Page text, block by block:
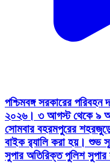
পশ্চিমবঙ্গ সরকারের
২০২৬। ৩ আগস্ট থেকে ৯
সোমবার বহরমপুরের
বাইক র‍্যালি করা হয়। শুভ
সুপার অতিরিক্ত পুলিশ সুপার